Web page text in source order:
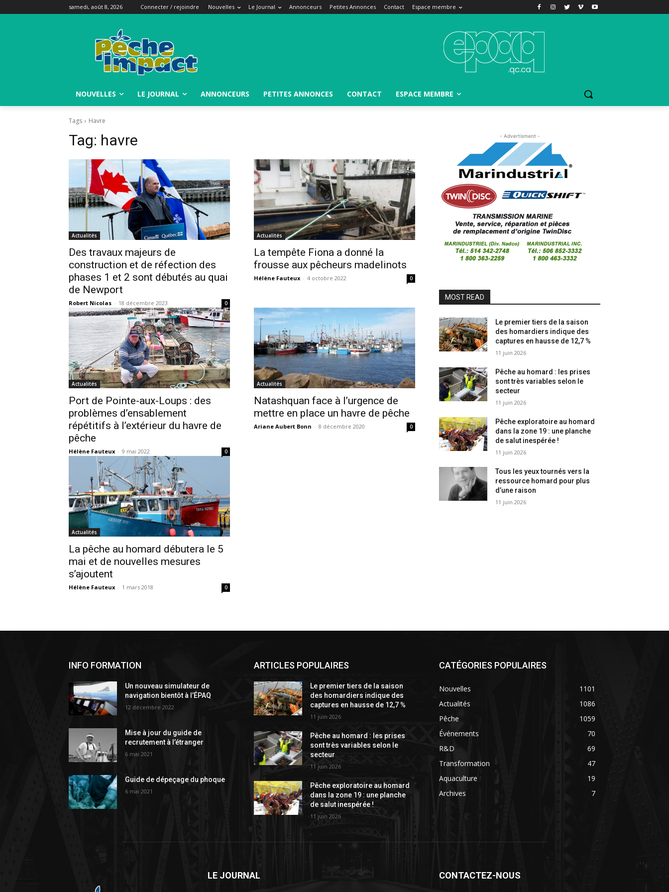
samedi, août 8, 2026 Connecter / rejoindre Nouvelles Le Journal Annonceurs Petites Annonces Contact Espace membre
NOUVELLES LE JOURNAL ANNONCEURS PETITES ANNONCES CONTACT ESPACE MEMBRE
Tags Havre
Tag: havre
Actualités
Des travaux majeurs de
construction et de réfection des
phases 1 et 2 sont débutés au quai
de Newport
Robert Nicolas - 18 décembre 2023 0
Actualités
La tempête Fiona a donné la
frousse aux pêcheurs madelinots
Hélène Fauteux - 4 octobre 2022 0
Actualités
Port de Pointe-aux-Loups : des
problèmes d’ensablement
répétitifs à l’extérieur du havre de
pêche
Hélène Fauteux - 9 mai 2022 0
Actualités
Natashquan face à l’urgence de
mettre en place un havre de pêche
Ariane Aubert Bonn - 8 décembre 2020 0
Actualités
La pêche au homard débutera le 5
mai et de nouvelles mesures
s’ajoutent
Hélène Fauteux - 1 mars 2018 0
- Advertisment -
MOST READ
Le premier tiers de la saison
des homardiers indique des
captures en hausse de 12,7 %
11 juin 2026
Pêche au homard : les prises
sont très variables selon le
secteur
11 juin 2026
Pêche exploratoire au homard
dans la zone 19 : une planche
de salut inespérée !
11 juin 2026
Tous les yeux tournés vers la
ressource homard pour plus
d’une raison
11 juin 2026
INFO FORMATION
Un nouveau simulateur de
navigation bientôt à l’ÉPAQ
12 décembre 2022
Mise à jour du guide de
recrutement à l’étranger
6 mai 2021
Guide de dépeçage du phoque
6 mai 2021
ARTICLES POPULAIRES
Le premier tiers de la saison
des homardiers indique des
captures en hausse de 12,7 %
11 juin 2026
Pêche au homard : les prises
sont très variables selon le
secteur
11 juin 2026
Pêche exploratoire au homard
dans la zone 19 : une planche
de salut inespérée !
11 juin 2026
CATÉGORIES POPULAIRES
Nouvelles
1101
Actualités
1086
Pêche
1059
Événements
70
R&D
69
Transformation
47
Aquaculture
19
Archives
7
LE JOURNAL CONTACTEZ-NOUS